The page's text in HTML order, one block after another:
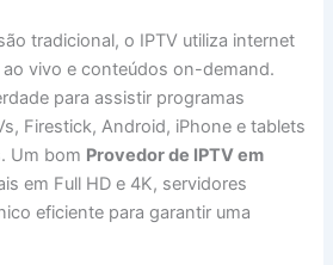
tradicional, o IPTV utiliza internet
vivo e conteúdos on-demand.
para assistir programas
Firestick, Android, iPhone e tablets
Um bom Provedor de IPTV em
em Full HD e 4K, servidores
eficiente para garantir uma